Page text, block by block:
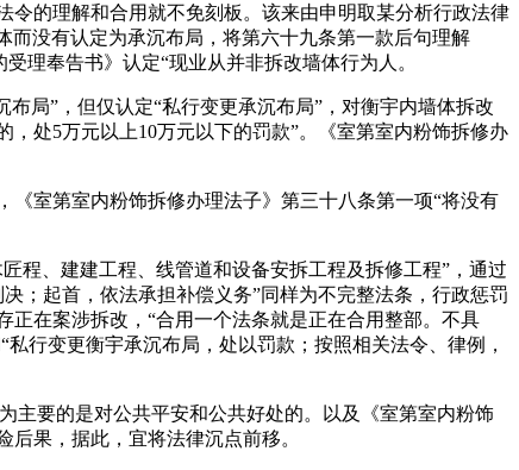
的理解和合用就不免刻板。该来由申明取某分析行政法律
而没有认定为承沉布局，将第六十九条第一款后句理解
理奉告书》认定“现业从并非拆改墙体行为人。
局”，但仅认定“私行变更承沉布局”，对衡宇内墙体拆改
处5万元以上10万元以下的罚款”。《室第室内粉饰拆修办
室第室内粉饰拆修办理法子》第三十八条第一项“将没有
、建建工程、线管道和设备安拆工程及拆修工程”，通过
；起首，依法承担补偿义务”同样为不完整法条，行政惩罚
在案涉拆改，“合用一个法条就是正在合用整部。不具
行变更衡宇承沉布局，处以罚款；按照相关法令、律例，
要的是对公共平安和公共好处的。以及《室第室内粉饰
果，据此，宜将法律沉点前移。